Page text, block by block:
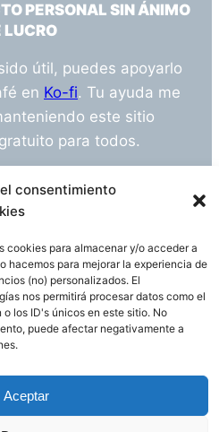
consentimiento
cookies para almacenar y/o acceder a
hacemos para mejorar la experiencia de
(no) personalizados. El
nos permitirá procesar datos como el
los ID's únicos en este sitio. No
puede afectar negativamente a
Aceptar
PERSONAL SIN ÁNIMO
LUCRO
útil, puedes apoyarlo
en Ko-fi. Tu ayuda me
este sitio
para todos.
sugerencia? Escríbeme
Política de cookies